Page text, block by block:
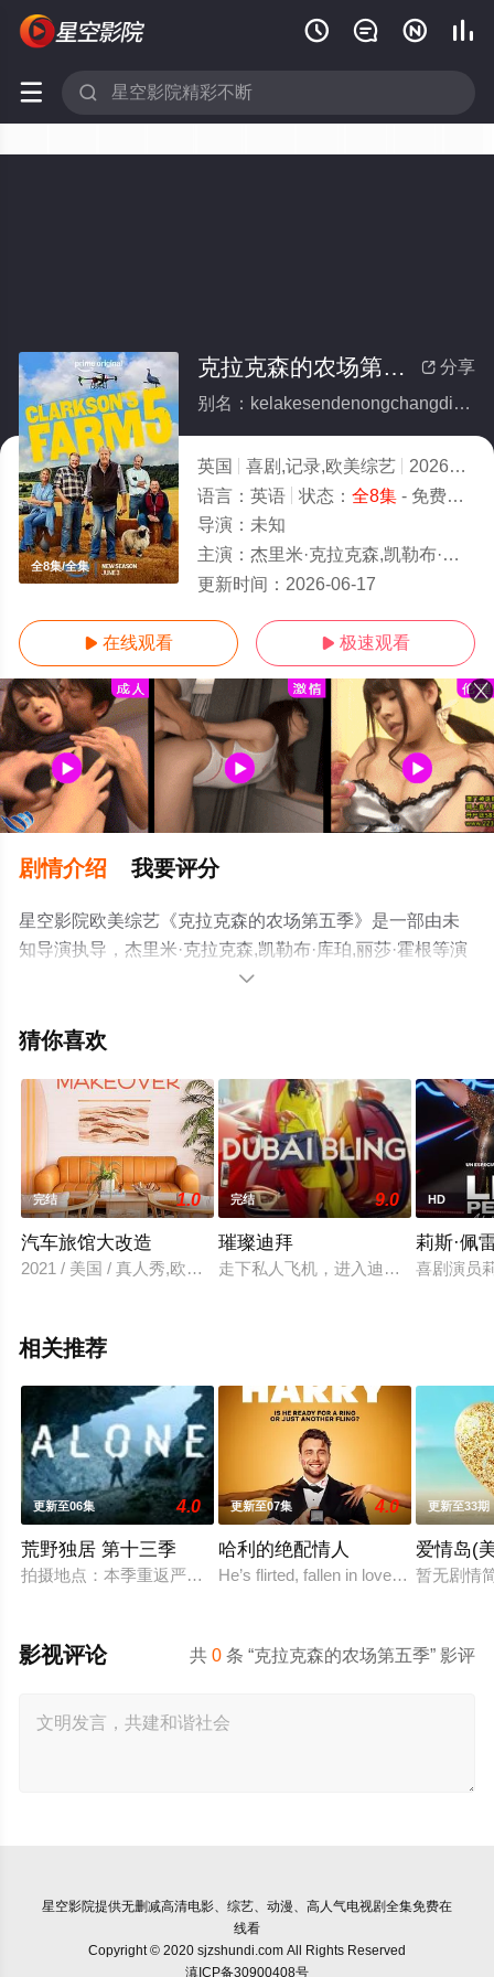
   
 
全8集/全集
 分享
克拉克森的农场第五季(全集)
别名：kelakesendenongchangdiwuji
英国 喜剧,记录,欧美综艺 2026
7.0
语言： 英语 状态： 全8集- 免费在线观看
导演： 未知
主演： 杰里米·克拉克森,凯勒布·库珀,丽莎·霍根
更新时间： 2026-06-17
 在线观看  极速观看
剧情介绍 我要评分
星空影院欧美综艺《克拉克森的农场第五季》是一部由未
知导演执导，杰里米·克拉克森,凯勒布·库珀,丽莎·霍根等演
员精彩演绎的英国综艺，大结局剧情已揭晓（全8集），手
更多相关信息可移步至豆瓣综艺、电视猫或剧情网等平台

猜你喜欢
完结 1.0
汽车旅馆大改造
2021 / 美国 / 真人秀,欧美综艺
完结 9.0
璀璨迪拜
走下私人飞机，进入迪拜社交圈。在
HD
莉斯·佩
喜剧演员
相关推荐
更新至06集 4.0
荒野独居 第十三季
拍摄地点：本季重返严寒的北极圈，拍摄地位于加拿大西北地区
更新至07集 4.0
哈利的绝配情人
He’s flirted, fallen in love, hooked up,
更新至33期
爱情岛(
暂无剧情
共0 条 “克拉克森的农场第五季” 影评
影视评论
星空影院提供无删减高清电影、综艺、动漫、高人气电视剧全集免费在
线看
Copyright © 2020 sjzshundi.com All Rights Reserved
滇ICP备30900408号